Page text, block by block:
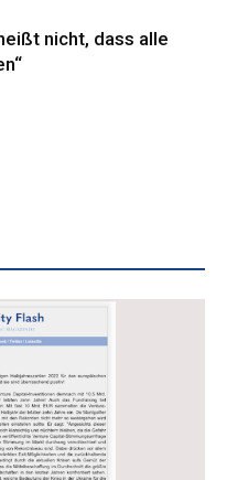
nicht, dass alle